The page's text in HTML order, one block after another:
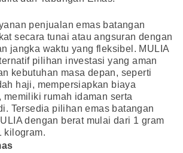
penjualan emas batangan
secara tunai atau angsuran dengan
jangka waktu yang fleksibel. MULIA
pilihan investasi yang aman
kebutuhan masa depan, seperti
haji, mempersiapkan biaya
memiliki rumah idaman serta
Tersedia pilihan emas batangan
dengan berat mulai dari 1 gram
kilogram.